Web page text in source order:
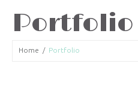
Portfolio
Home Portfolio